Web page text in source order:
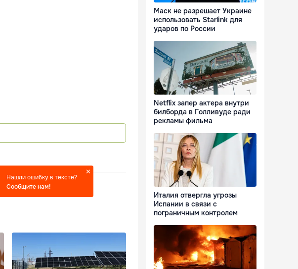
Нашли ошибку в тексте?
Сообщите нам!
Маск не разрешает Украине
использовать Starlink для
ударов по России
Netflix запер актера внутри
билборда в Голливуде ради
рекламы фильма
Италия отвергла угрозы
Испании в связи с
пограничным контролем